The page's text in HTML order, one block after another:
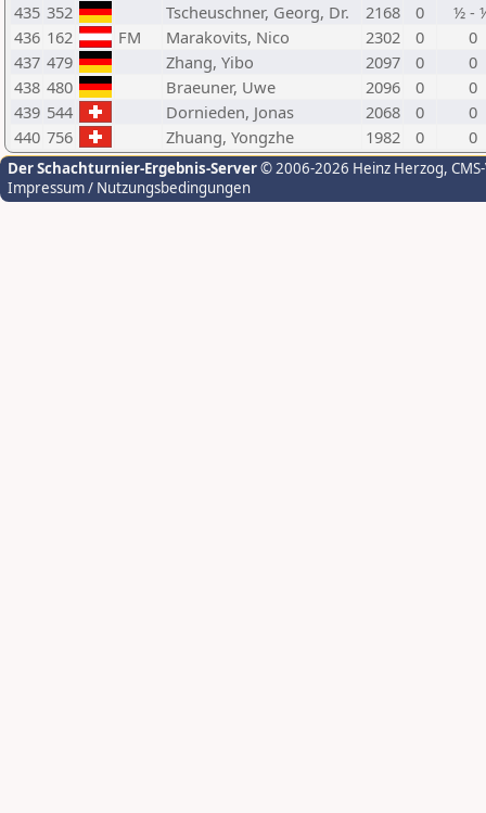
435 352 Tscheuschner, Georg, Dr. 2168 0
½ -
436 162 FM Marakovits, Nico 2302 0
0
437 479 Zhang, Yibo 2097 0
0
438 480 Braeuner, Uwe 2096 0
0
439 544 Dornieden, Jonas 2068 0
0
440 756 Zhuang, Yongzhe 1982 0 0
Der Schachturnier-Ergebnis-Server© 2006-2026 Heinz Herzog,
Impressum / Nutzungsbedingungen